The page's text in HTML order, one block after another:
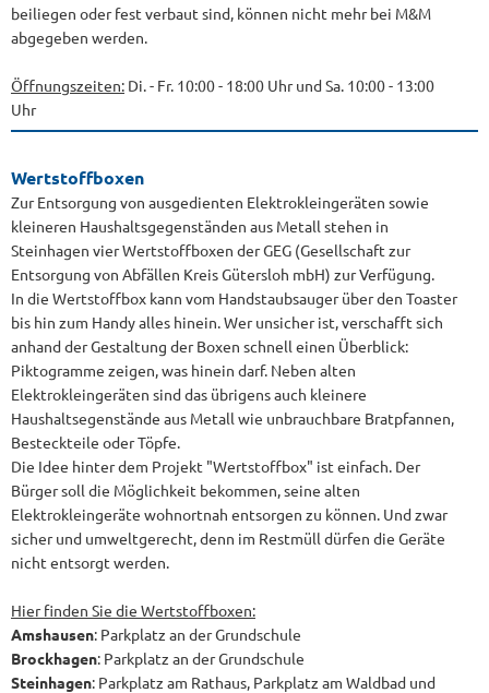
beiliegen oder fest verbaut sind, können nicht mehr bei M&M
abgegeben werden.
Öffnungszeiten: Di. - Fr. 10:00 - 18:00 Uhr und Sa. 10:00 - 13:00
Uhr
Wertstoffboxen
Zur Entsorgung von ausgedienten Elektrokleingeräten sowie
kleineren Haushaltsgegenständen aus Metall stehen in
Steinhagen vier Wertstoffboxen der GEG (Gesellschaft zur
Entsorgung von Abfällen Kreis Gütersloh mbH) zur Verfügung.
In die Wertstoffbox kann vom Handstaubsauger über den Toaster
bis hin zum Handy alles hinein. Wer unsicher ist, verschafft sich
anhand der Gestaltung der Boxen schnell einen Überblick:
Piktogramme zeigen, was hinein darf. Neben alten
Elektrokleingeräten sind das übrigens auch kleinere
Haushaltsegenstände aus Metall wie unbrauchbare Bratpfannen,
Besteckteile oder Töpfe.
Die Idee hinter dem Projekt "Wertstoffbox" ist einfach. Der
Bürger soll die Möglichkeit bekommen, seine alten
Elektrokleingeräte wohnortnah entsorgen zu können. Und zwar
sicher und umweltgerecht, denn im Restmüll dürfen die Geräte
nicht entsorgt werden.
Hier finden Sie die Wertstoffboxen:
Amshausen: Parkplatz an der Grundschule
Brockhagen: Parkplatz an der Grundschule
Steinhagen: Parkplatz am Rathaus, Parkplatz am Waldbad und